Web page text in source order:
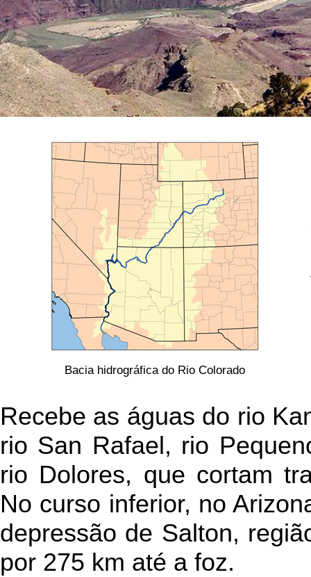
Bacia hidrográfica do Rio Colorado
Recebe as águas do rio
rio San Rafael, rio
rio Dolores, que cortam
No curso inferior, no
depressão de Salton,
por 275 km até a foz.